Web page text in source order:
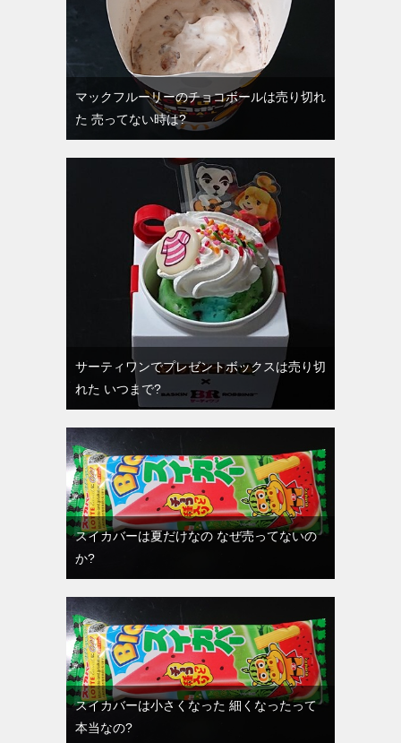
マックフルーリーのチョコボールは売り切れ
た 売ってない時は?
サーティワンでプレゼントボックスは売り切
れた いつまで?
スイカバーは夏だけなの なぜ売ってないの
か?
スイカバーは小さくなった 細くなったって
本当なの?